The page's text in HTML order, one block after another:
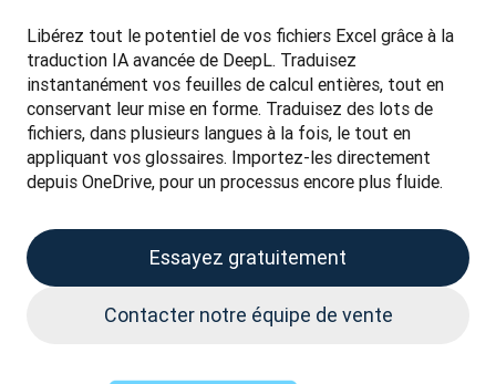
Libérez tout le potentiel de vos fichiers Excel grâce à la
traduction IA avancée de DeepL. Traduisez
instantanément vos feuilles de calcul entières, tout en
conservant leur mise en forme. Traduisez des lots de
fichiers, dans plusieurs langues à la fois, le tout en
appliquant vos glossaires. Importez-les directement
depuis OneDrive, pour un processus encore plus fluide.
Essayez gratuitement
Contacter notre équipe de vente